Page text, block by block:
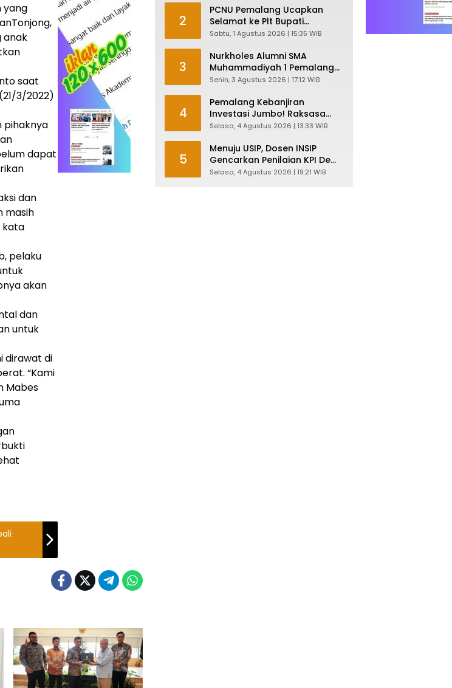
yang
anak
saat
3/2022)
pihaknya
dapat
dan
masih
kata
pelaku
akan
dan
untuk
dirawat di
“Kami
Mabes
2
PCNU Pemalang Ucapkan
Selamat ke Plt Bupati
Nurkholes: Pemimpin Adalah
Sabtu, 1 Agustus 2026 | 15:35 WIB
3
Nurkholes Alumni SMA
Muhammadiyah 1 Pemalang
Angkatan 1986 Resmi
Pesan Ketua Asmam 86
Senin, 3 Agustus 2026 | 17:12 WIB
4
Pemalang Kebanjiran
Investasi Jumbo! Raksasa
Garmen Jepang Siap Bangun
Tenaga Kerja
Selasa, 4 Agustus 2026 | 13:33 WIB
5
Menuju USIP, Dosen INSIP
Gencarkan Penilaian KPI Demi
Mutu Akademik
Selasa, 4 Agustus 2026 | 19:21 WIB